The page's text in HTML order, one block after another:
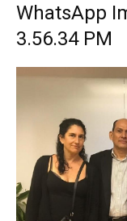
WhatsApp
3.56.34 PM